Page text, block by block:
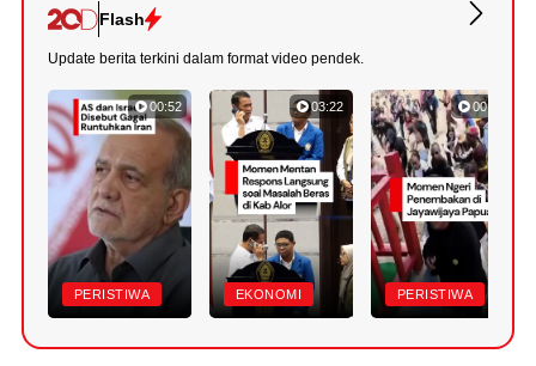
Flash
Update berita terkini dalam format video pendek.
00:52
PERISTIWA
03:22
EKONOMI
00:42
PERISTIWA